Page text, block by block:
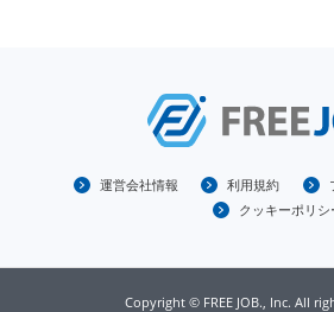
運営会社情報 利用規約
クッキーポリシ
Copyright © FREE JOB., Inc. All